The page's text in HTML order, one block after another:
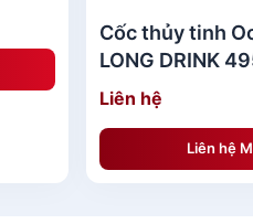
Cốc thủy tinh
LONG DRINK
Liên hệ
Liên hệ